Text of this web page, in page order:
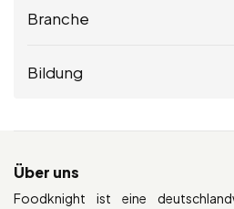
Branche
Bildung
Über uns
Foodknight ist eine